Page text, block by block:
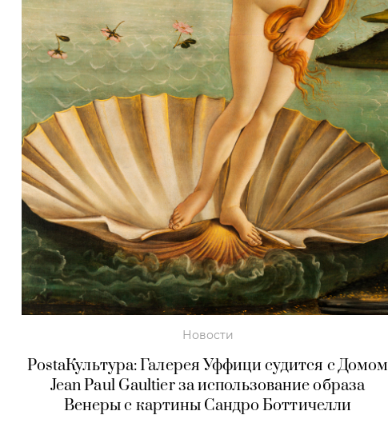
Новости
PostaКультура: Галерея Уффици судится с Домом
Jean Paul Gaultier за использование образа
Венеры с картины Сандро Боттичелли